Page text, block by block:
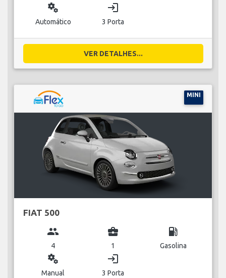
miscellaneous_services
Automático
login
3 Porta
VER DETALHES...
MINI
FIAT 500
group
4
business_center
1
local_gas_station
Gasolina
miscellaneous_services
Manual
login
3 Porta